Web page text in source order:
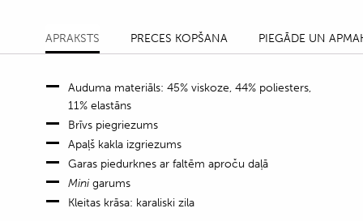
APRAKSTS PRECES KOPŠANA PIEGĀDE UN
Auduma materiāls: 45% viskoze, 44% poliesters,
11% elastāns
Brīvs piegriezums
Apaļš kakla izgriezums
Garas piedurknes ar faltēm aproču daļā
Minigarums
Kleitas krāsa: karaliski zila